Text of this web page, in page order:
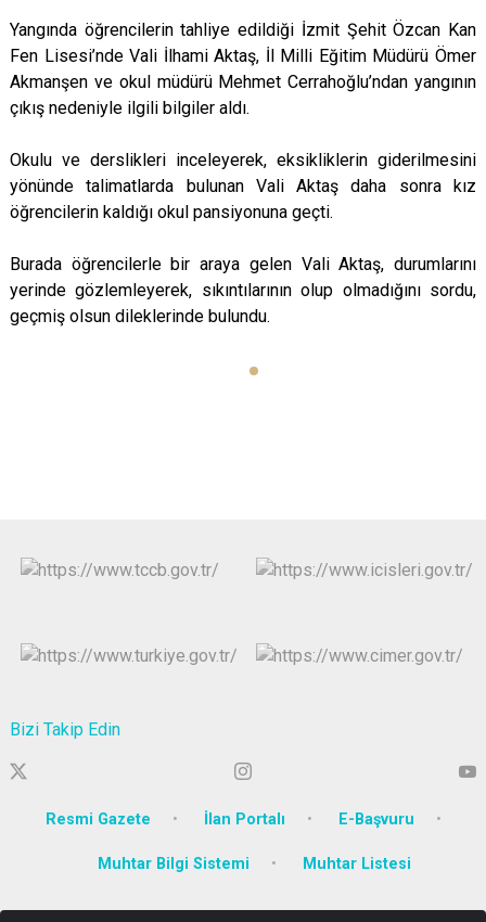
Yangında öğrencilerin tahliye edildiği İzmit Şehit Özcan Kan
Fen Lisesi’nde Vali İlhami Aktaş, İl Milli Eğitim Müdürü Ömer
Akmanşen ve okul müdürü Mehmet Cerrahoğlu’ndan yangının
çıkış nedeniyle ilgili bilgiler aldı.
Okulu ve derslikleri inceleyerek, eksikliklerin giderilmesini
yönünde talimatlarda bulunan Vali Aktaş daha sonra kız
öğrencilerin kaldığı okul pansiyonuna geçti.
Burada öğrencilerle bir araya gelen Vali Aktaş, durumlarını
yerinde gözlemleyerek, sıkıntılarının olup olmadığını sordu,
geçmiş olsun dileklerinde bulundu.
Bizi Takip Edin
Resmi Gazete İlan Portalı E-Başvuru
Muhtar Bilgi Sistemi Muhtar Listesi